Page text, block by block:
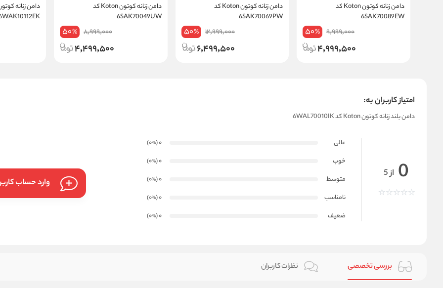
دامن زنانه کوتون Koton کد
6SAK70089EW
9,999,000
50%
4,999,500
دامن زنانه کوتون Koton کد
6SAK70069PW
12,999,000
50%
6,499,500
دامن زنانه کوتون Koton کد
6SAK70049UW
8,999,000
50%
4,499,500
6WAK10112EK
امتیاز کاربران به:
دامن بلند زنانه کوتون Koton کد 6WAL70010IK
0 از 5
عالی 0
(0
%
)
خوب
0
(0
%
)
متوسط
0
(0
%
)
نامناسب
0
(0
%
)
ضعیف
0
(0
%
)
وارد حساب
بررسی تخصصی نظرات کاربران